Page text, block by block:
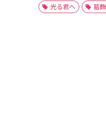
光る君へ
葛